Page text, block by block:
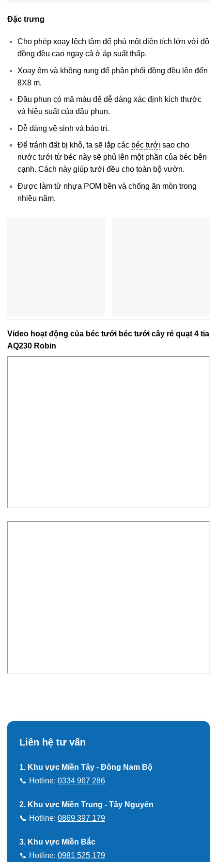
Đặc trưng
Cho phép xoay lệch tâm để phủ một diện tích lớn với độ
đồng đều cao ngay cả ở áp suất thấp.
Xoay êm và không rung để phân phối đồng đều lên đến
8X8 m.
Đầu phun có mã màu để dễ dàng xác định kích thước
và hiệu suất của đầu phun.
Dễ dàng vệ sinh và bảo trì.
Để tránh đất bị khô, ta sẽ lắp các béc tưới sao cho
nước tưới từ béc này sẽ phủ lên một phần của béc bên
cạnh. Cách này giúp tưới đều cho toàn bộ vườn.
Được làm từ nhựa POM bền và chống ăn mòn trong
nhiều năm.
Video hoạt động của béc tưới béc tưới cây rẻ quạt 4 tia
AQ230 Robin
Liên hệ tư vấn
1. Khu vực Miền Tây - Đông Nam Bộ
📞 Hotline: 0334 967 286
2. Khu vực Miền Trung - Tây Nguyên
📞 Hotline: 0869 397 179
3. Khu vực Miền Bắc
📞 Hotline: 0981 525 179